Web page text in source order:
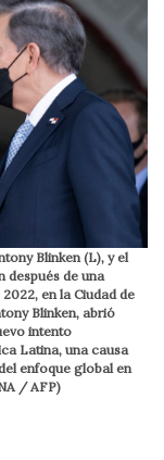
Blinken (L), y el
después de una
en la Ciudad de
Blinken, abrió
intento
Latina, una causa
enfoque global en
/ AFP)